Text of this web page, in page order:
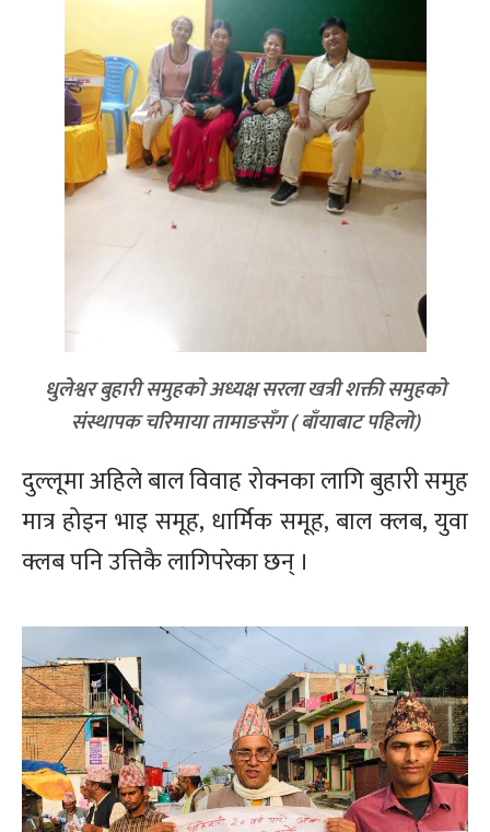
धुलेश्वर बुहारी समुहको अध्यक्ष सरला खत्री शक्ती समुहको
संस्थापक चरिमाया तामाङसँग ( बाँयाबाट पहिलो)
दुल्लूमा अहिले बाल विवाह रोक्नका लागि बुहारी समुह
मात्र होइन भाइ समूह, धार्मिक समूह, बाल क्लब, युवा
क्लब पनि उत्तिकै लागिपरेका छन् ।